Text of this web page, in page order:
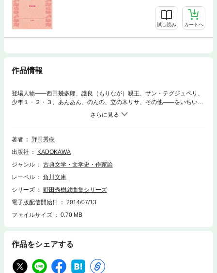
試し読み カートへ
作品情報
登場人物――西田幾多郎、護良（もりなが）親王、サン・テグジュペリ、
少年１・２・３、あんあん、のんの、立の木リサ、その他――をいちいち
説明してもはじまらない。南北朝時代から600年をへだてた世紀末、すな
わち現代の、たとえば「人に刃物を持たせると危ない」ような暑い夜、愛
の絆などが問題になるのではけっしてなく、「うつつの世は夢、夜の夢こ
そまこと」である現世において、「月の光と鏡のいたずら」によって事が
葉で果てる、烈しさのあまり人の手を焼く、華麗不遜な、失なわれゆくも
のの物語。
著者
野田秀樹
出版社
KADOKAWA
ジャンル
古典文学・文学史・作家論
レーベル
角川文庫
シリーズ
野田秀樹戯曲集シリーズ
電子版配信開始日
2014/07/13
ファイルサイズ
0.70 MB
作品をシェアする